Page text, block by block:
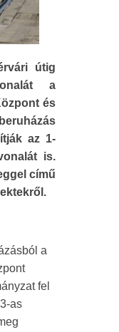
útig
a
és
az 1-
is.
című
a
fel
as